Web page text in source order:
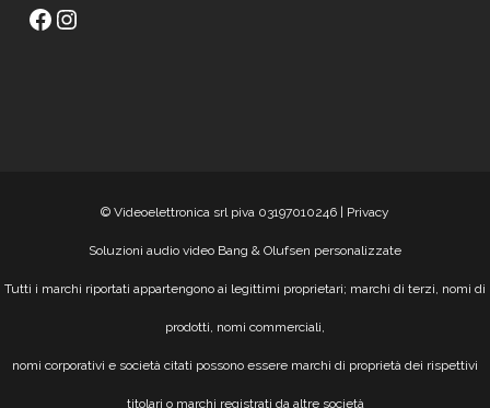
Facebook
Instagram
© Videoelettronica srl piva 03197010246 | Privacy
Soluzioni audio video Bang & Olufsen personalizzate
Tutti i marchi riportati appartengono ai legittimi proprietari; marchi di terzi, nomi di
prodotti, nomi commerciali,
nomi corporativi e società citati possono essere marchi di proprietà dei rispettivi
titolari o marchi registrati da altre società